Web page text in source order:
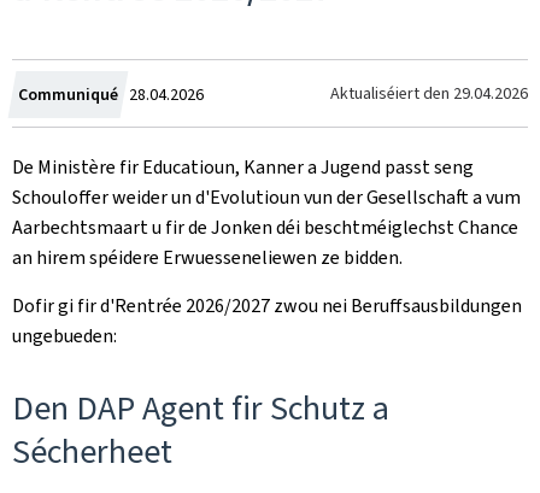
Communiqué Created
on
28.04.2026 Aktualiséiert den 29.04.2026
De Ministère fir Educatioun, Kanner a Jugend passt seng
Schouloffer weider un d'Evolutioun vun der Gesellschaft a vum
Aarbechtsmaart u fir de Jonken déi beschtméiglechst Chance
an hirem spéidere Erwuesseneliewen ze bidden.
Dofir gi fir d'Rentrée 2026/2027 zwou nei Beruffsausbildungen
ungebueden:
Den DAP Agent fir Schutz a
Sécherheet